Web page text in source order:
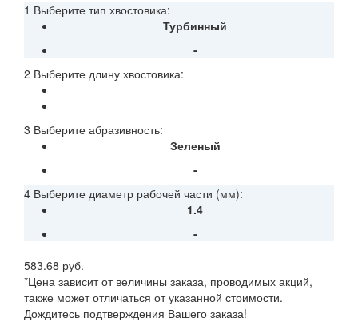
1 Выберите тип хвостовика:
Турбинный
-
2 Выберите длину хвостовика:
3 Выберите абразивность:
Зеленый
-
4 Выберите диаметр рабочей части (мм):
1.4
-
583.68 руб.
*Цена зависит от величины заказа, проводимых акций,
также может отличаться от указанной стоимости.
Дождитесь подтверждения Вашего заказа!